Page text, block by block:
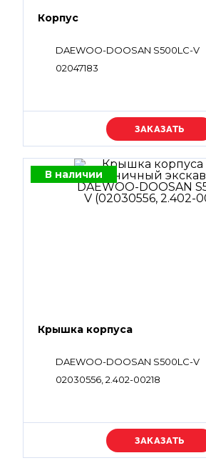
Корпус
DAEWOO-DOOSAN S500LC-V
02047183
Уточняйте цену
В наличии
Крышка корпуса
DAEWOO-DOOSAN S500LC-V
02030556, 2.402-00218
Уточняйте цену